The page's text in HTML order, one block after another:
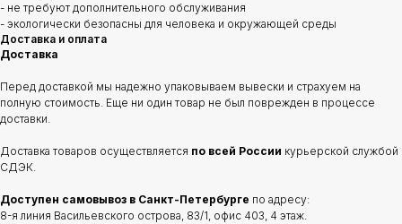
- не требуют дополнительного обслуживания
- экологически безопасны для человека и окружающей среды
Доставка и оплата
Доставка
Перед доставкой мы надежно упаковываем вывески и страхуем на
полную стоимость. Еще ни один товар не был поврежден в процессе
доставки.
Доставка товаров осуществляется по всей России курьерской службой
СДЭК.
Доступен самовывоз в Санкт-Петербурге по адресу:
8-я линия Васильевского острова, 83/1, офис 403, 4 этаж.